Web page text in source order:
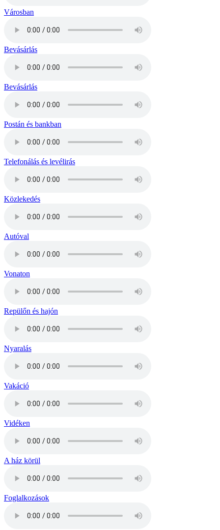
Városban
Bevásárlás
Bevásárlás
Postán és bankban
Telefonálás és levélirás
Közlekedés
Autóval
Vonaton
Repülőn és hajón
Nyaralás
Vakáció
Vidéken
A ház körül
Foglalkozások